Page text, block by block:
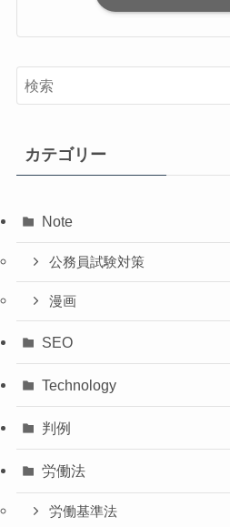
カテゴリー
Note
公務員試験対策
漫画
SEO
Technology
判例
労働法
労働基準法